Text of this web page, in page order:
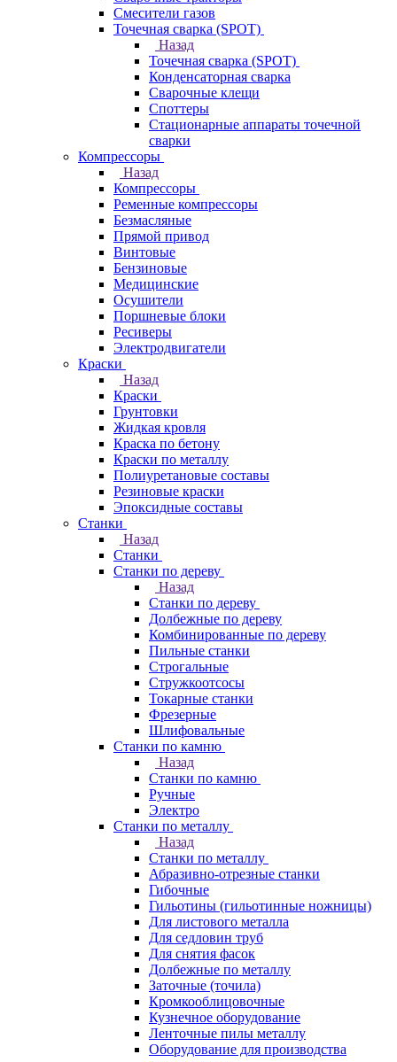
Смесители газов
Точечная сварка (SPOT)
Назад
Точечная сварка (SPOT)
Конденсаторная сварка
Сварочные клещи
Споттеры
Стационарные аппараты точечной
сварки
Компрессоры
Назад
Компрессоры
Ременные компрессоры
Безмасляные
Прямой привод
Винтовые
Бензиновые
Медицинские
Осушители
Поршневые блоки
Ресиверы
Электродвигатели
Краски
Назад
Краски
Грунтовки
Жидкая кровля
Краска по бетону
Краски по металлу
Полиуретановые составы
Резиновые краски
Эпоксидные составы
Станки
Назад
Станки
Станки по дереву
Назад
Станки по дереву
Долбежные по дереву
Комбинированные по дереву
Пильные станки
Строгальные
Стружкоотсосы
Токарные станки
Фрезерные
Шлифовальные
Станки по камню
Назад
Станки по камню
Ручные
Электро
Станки по металлу
Назад
Станки по металлу
Абразивно-отрезные станки
Гибочные
Гильотины (гильотинные ножницы)
Для листового металла
Для седловин труб
Для снятия фасок
Долбежные по металлу
Заточные (точила)
Кромкооблицовочные
Кузнечное оборудование
Ленточные пилы металлу
Оборудование для производства